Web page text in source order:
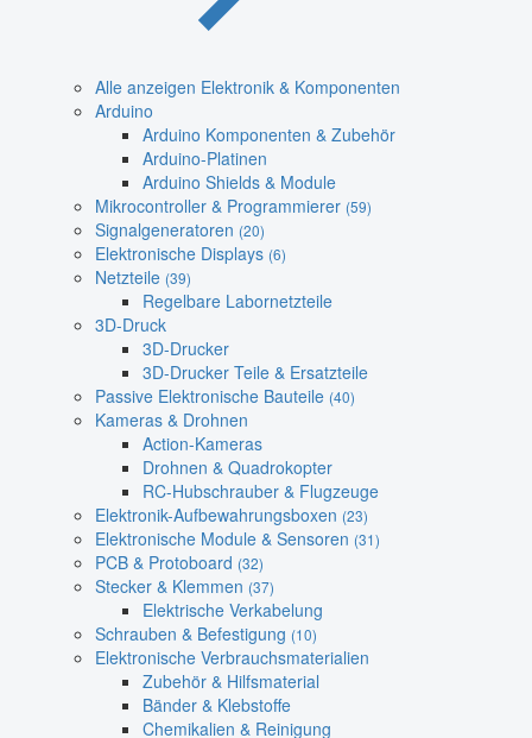
Alle anzeigen Elektronik & Komponenten
Arduino
Arduino Komponenten & Zubehör
Arduino-Platinen
Arduino Shields & Module
Mikrocontroller & Programmierer (59)
Signalgeneratoren (20)
Elektronische Displays (6)
Netzteile (39)
Regelbare Labornetzteile
3D-Druck
3D-Drucker
3D-Drucker Teile & Ersatzteile
Passive Elektronische Bauteile (40)
Kameras & Drohnen
Action-Kameras
Drohnen & Quadrokopter
RC-Hubschrauber & Flugzeuge
Elektronik-Aufbewahrungsboxen (23)
Elektronische Module & Sensoren (31)
PCB & Protoboard (32)
Stecker & Klemmen (37)
Elektrische Verkabelung
Schrauben & Befestigung (10)
Elektronische Verbrauchsmaterialien
Zubehör & Hilfsmaterial
Bänder & Klebstoffe
Chemikalien & Reinigung